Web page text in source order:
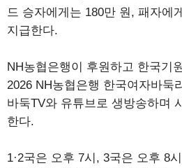
드 승자에게는 180만 원, 패자에
지급한다.
NH농협은행이 후원하고 한국기
2026 NH농협은행 한국여자바둑
바둑TV와 유튜브로 생방송하며
한다.
1·2국은 오후 7시, 3국은 오후 8